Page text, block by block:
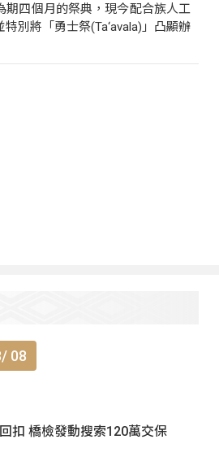
期四個月的祭典，現今配合族人工
別將「勇士祭(Ta‘avala)」凸顯辦
08
扣 橋檢發動搜索120萬交保